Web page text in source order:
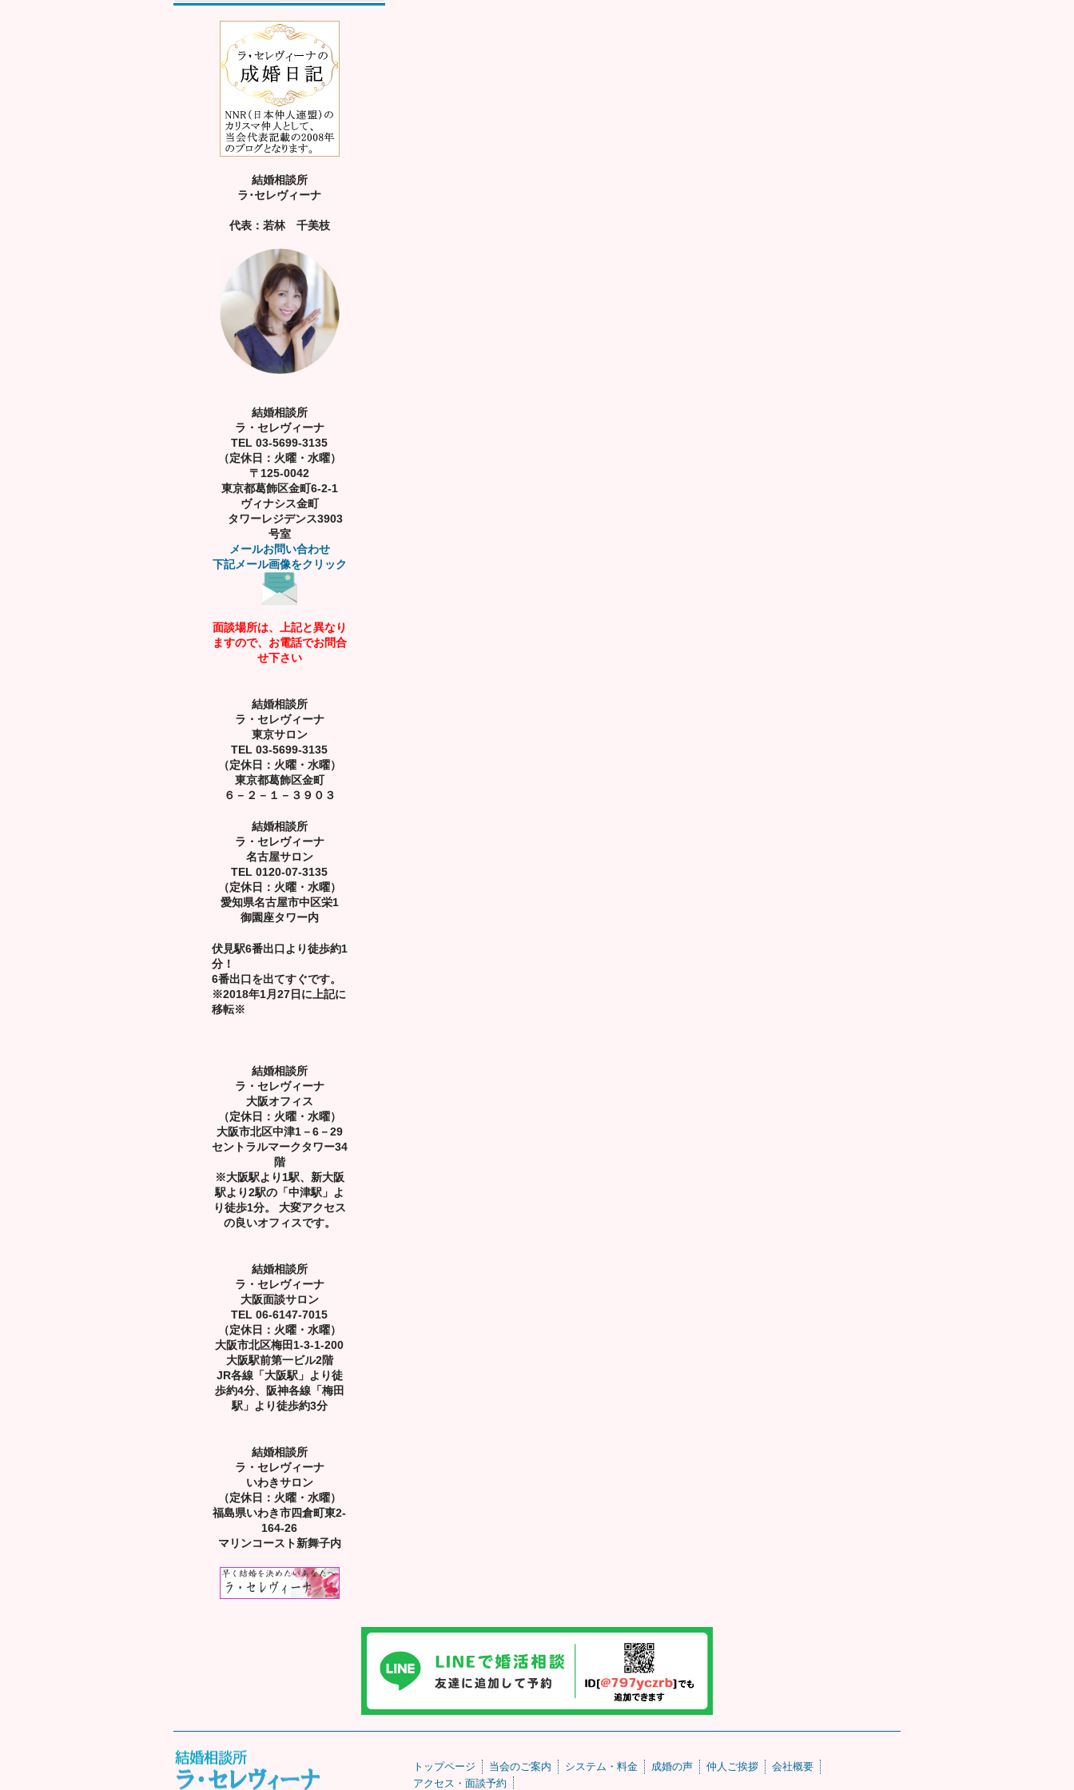
結婚相談所
ラ･セレヴィーナ
代表：若林 千美枝
結婚相談所
ラ・セレヴィーナ
TEL 03-5699-3135
（定休日：火曜・水曜）
〒125-0042
東京都葛飾区金町6-2-1
ヴィナシス金町
タワーレジデンス3903
号室
メールお問い合わせ
下記メール画像をクリック
面談場所は、上記と異なり
ますので、お電話でお問合
せ下さい
結婚相談所
ラ・セレヴィーナ
東京サロン
TEL 03-5699-3135
（定休日：火曜・水曜）
東京都葛飾区金町
６－２－１－３９０３
結婚相談所
ラ・セレヴィーナ
名古屋サロン
TEL 0120-07-3135
（定休日：火曜・水曜）
愛知県名古屋市中区栄1
御園座タワー内
伏見駅6番出口より徒歩約1
分！
6番出口を出てすぐです。
※2018年1月27日に上記に
移転※
結婚相談所
ラ・セレヴィーナ
大阪オフィス
（定休日：火曜・水曜）
大阪市北区中津1－6－29
セントラルマークタワー34
階
※大阪駅より1駅、新大阪
駅より2駅の「中津駅」よ
り徒歩1分。 大変アクセス
の良いオフィスです。
結婚相談所
ラ・セレヴィーナ
大阪面談サロン
TEL 06-6147-7015
（定休日：火曜・水曜）
大阪市北区梅田1-3-1-200
大阪駅前第一ビル2階
JR各線「大阪駅」より徒
歩約4分、阪神各線「梅田
駅」より徒歩約3分
結婚相談所
ラ・セレヴィーナ
いわきサロン
（定休日：火曜・水曜）
福島県いわき市四倉町東2-
164-26
マリンコースト新舞子内
トップページ 当会のご案内 システム・料金 成婚の声 仲人ご挨拶
会社概要
アクセス・面談予約